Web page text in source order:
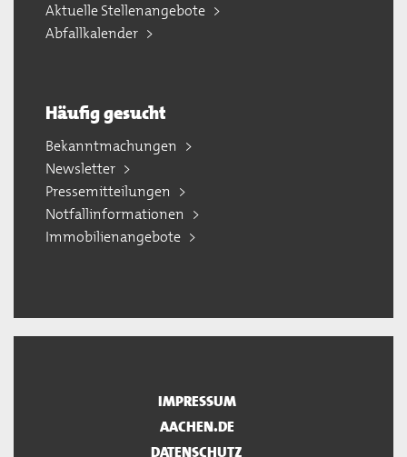
Aktuelle Stellenangebote
Abfallkalender
Häufig gesucht
Bekanntmachungen
Newsletter
Pressemitteilungen
Notfallinformationen
Immobilienangebote
IMPRESSUM
AACHEN.DE
DATENSCHUTZ